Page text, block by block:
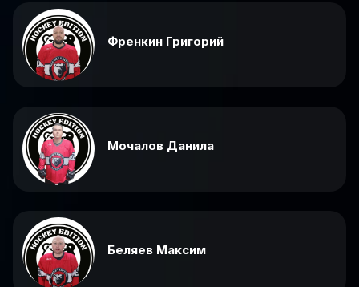
Френкин Григорий
Мочалов Данила
Беляев Максим